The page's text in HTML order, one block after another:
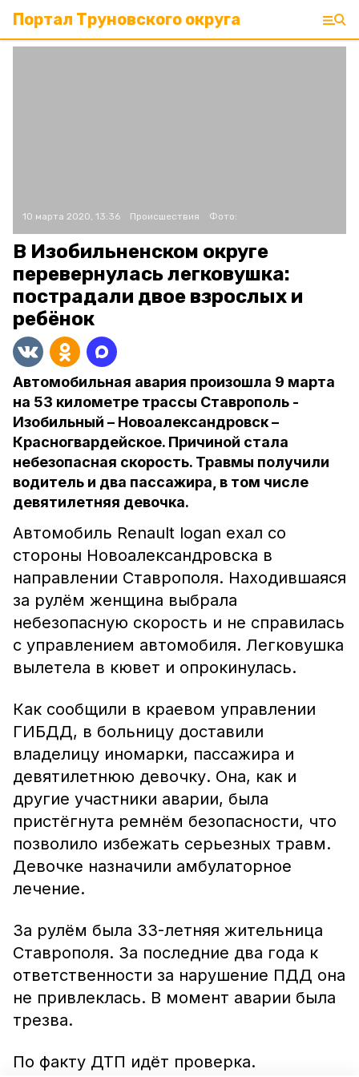
Портал Труновского округа
10 марта 2020, 13:36 Происшествия Фото:
В Изобильненском округе
перевернулась легковушка:
пострадали двое взрослых и
ребёнок
Автомобильная авария произошла 9 марта
на 53 километре трассы Ставрополь -
Изобильный – Новоалександровск –
Красногвардейское. Причиной стала
небезопасная скорость. Травмы получили
водитель и два пассажира, в том числе
девятилетняя девочка.
Автомобиль Renault logan ехал со
стороны Новоалександровска в
направлении Ставрополя. Находившаяся
за рулём женщина выбрала
небезопасную скорость и не справилась
с управлением автомобиля. Легковушка
вылетела в кювет и опрокинулась.
Как сообщили в краевом управлении
ГИБДД, в больницу доставили
владелицу иномарки, пассажира и
девятилетнюю девочку. Она, как и
другие участники аварии, была
пристёгнута ремнём безопасности, что
позволило избежать серьезных травм.
Девочке назначили амбулаторное
лечение.
За рулём была 33-летняя жительница
Ставрополя. За последние два года к
ответственности за нарушение ПДД она
не привлеклась. В момент аварии была
трезва.
По факту ДТП идёт проверка.